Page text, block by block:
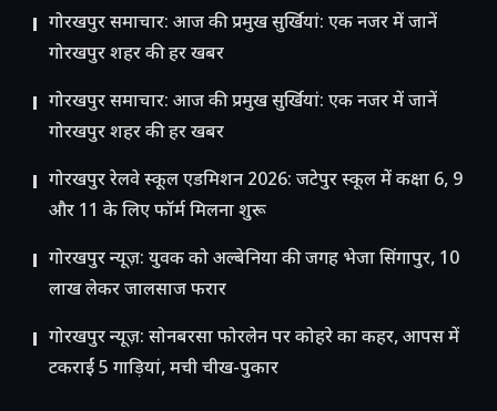
गोरखपुर समाचार: आज की प्रमुख सुर्खियां: एक नजर में जानें
गोरखपुर शहर की हर खबर
गोरखपुर समाचार: आज की प्रमुख सुर्खियां: एक नजर में जानें
गोरखपुर शहर की हर खबर
गोरखपुर रेलवे स्कूल एडमिशन 2026: जटेपुर स्कूल में कक्षा 6, 9
और 11 के लिए फॉर्म मिलना शुरू
गोरखपुर न्यूज़: युवक को अल्बेनिया की जगह भेजा सिंगापुर, 10
लाख लेकर जालसाज फरार
गोरखपुर न्यूज़: सोनबरसा फोरलेन पर कोहरे का कहर, आपस में
टकराईं 5 गाड़ियां, मची चीख-पुकार